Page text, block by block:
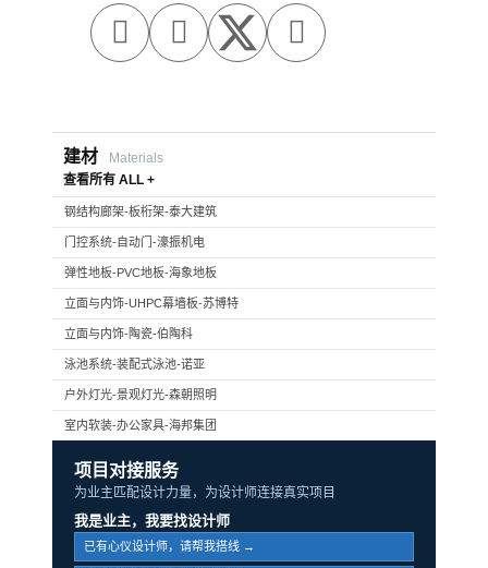
  
建材
Materials
查看所有 ALL +
钢结构廊架-板桁架-泰大建筑
门控系统-自动门-濠振机电
弹性地板-PVC地板-海象地板
立面与内饰-UHPC幕墙板-苏博特
立面与内饰-陶瓷-伯陶科
泳池系统-装配式泳池-诺亚
户外灯光-景观灯光-森朝照明
室内软装-办公家具-海邦集团
项目对接服务
为业主匹配设计力量，为设计师连接真实项目
我是业主，我要找设计师
已有心仪设计师，请帮我搭线 →